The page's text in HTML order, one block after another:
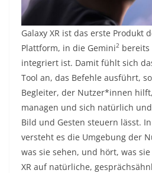
Galaxy XR ist das erste Produkt
Plattform, in die Gemini2 bereits
integriert ist. Damit fühlt sich
Tool an, das Befehle ausführt,
Begleiter, der Nutzer*innen
managen und sich natürlich
Bild und Gesten steuern lässt.
versteht es die Umgebung der
was sie sehen, und hört, was
XR auf natürliche,